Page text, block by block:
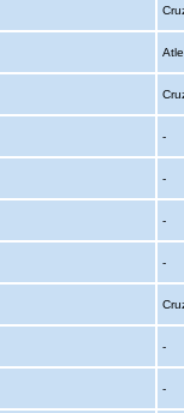
-
-
-
-
-
-